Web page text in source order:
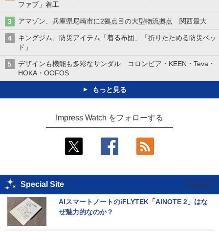
ファブ」着工
アマゾン、兵庫県尼崎市に2拠点目の大型物流拠点 関西最大
キングジム、防災アイテム「着る布団」「折りたためる防災ベッ
ド」
デザインも機能も多彩なサンダル コロンビア・KEEN・Teva・
HOKA・OOFOS
もっと見る
Impress Watch をフォローする
Special Site
AIスマートノートのiFLYTEK「AINOTE 2」はな
ぜ魅力的なのか？